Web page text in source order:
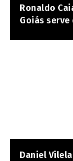
Ronaldo
Goiás
Daniel